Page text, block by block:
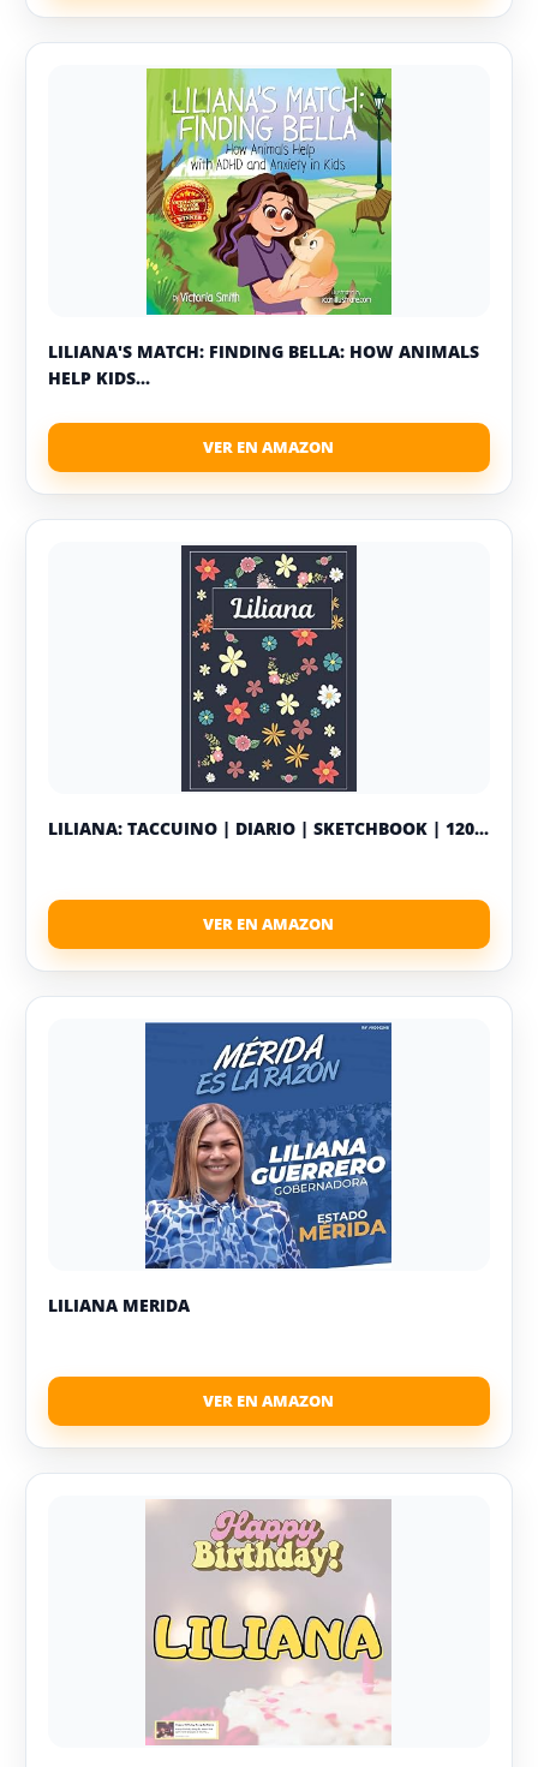
LILIANA'S MATCH: FINDING BELLA: HOW ANIMALS
HELP KIDS...
LILIANA: TACCUINO | DIARIO | SKETCHBOOK | 120...
LILIANA MERIDA